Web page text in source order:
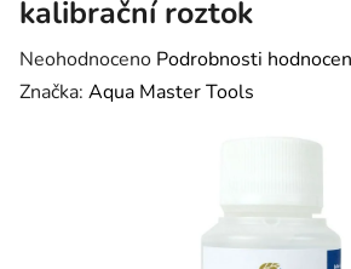
kalibrační roztok
Průměrné hodnocení produktu je 0,0 z
Neohodnoceno Podrobnosti
Značka: Aqua Master Tools